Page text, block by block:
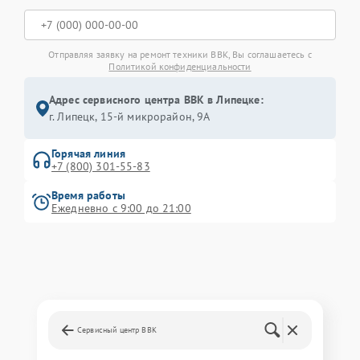
Отправляя заявку на ремонт техники BBK, Вы соглашаетесь с
Политикой конфиденциальности
Адрес сервисного центра BBK в Липецке:
г. Липецк, 15-й микрорайон, 9А
Горячая линия
+7 (800) 301-55-83
Время работы
Ежедневно с 9:00 до 21:00
Сервисный центр BBK